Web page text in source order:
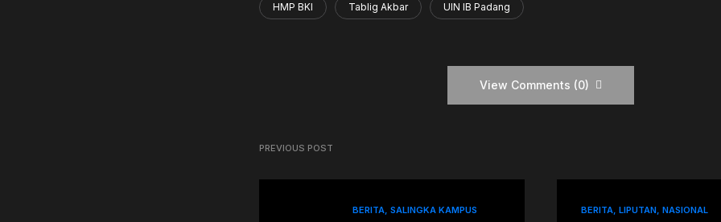
HMP BKI Tablig Akbar UIN IB Padang
View Comments (0)
PREVIOUS POST
BERITA SALINGKA KAMPUS BERITA LIPUTAN NASIONAL